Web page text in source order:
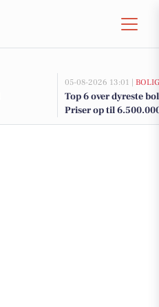
05-08-2026 13:01 |
Top 6 over dyreste
Priser op til